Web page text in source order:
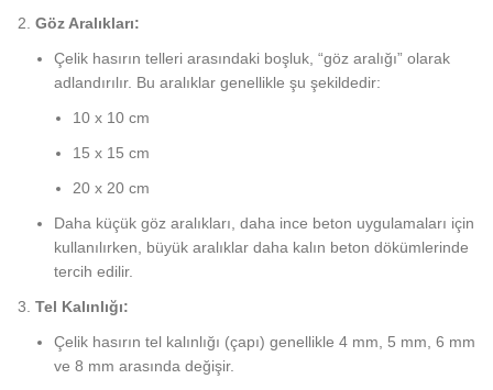
Göz Aralıkları:
Çelik hasırın telleri arasındaki boşluk, “göz aralığı” olarak
adlandırılır. Bu aralıklar genellikle şu şekildedir:
10 x 10 cm
15 x 15 cm
20 x 20 cm
Daha küçük göz aralıkları, daha ince beton uygulamaları için
kullanılırken, büyük aralıklar daha kalın beton dökümlerinde
tercih edilir.
Tel Kalınlığı:
Çelik hasırın tel kalınlığı (çapı) genellikle 4 mm, 5 mm, 6 mm
ve 8 mm arasında değişir.